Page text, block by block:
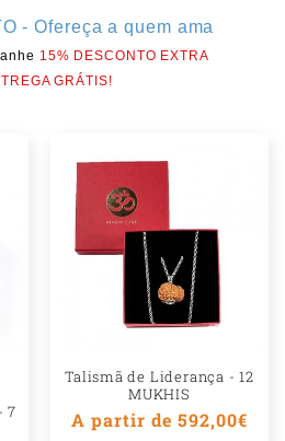
- Ofereça a quem ama
15% DESCONTO EXTRA
GRÁTIS!
7
Talismã de Liderança - 12
MUKHIS
Preço
A partir de 592,00€